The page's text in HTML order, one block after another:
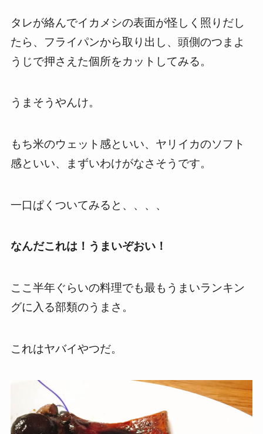
タレが絡んでイカメシの表面が怪しく照りだし
たら、フライパンから取り出し、頭側のつまよ
うじで押さえた個所をカットしてみる。
うまそうやんけ。
もち米のウェット感といい、ヤリイカのソフト
感といい、まずいわけがなさそうです。
一口ぱくついてみると、、、、
なんだこれは！うまいぞおい！
ここ半年ぐらいの料理でも最もうまいランキン
グに入る部類のうまさ。
これはヤバイやつだ。